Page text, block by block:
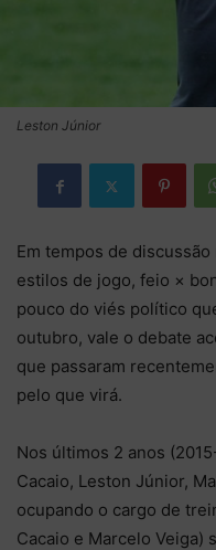
Leston Júnior
Em tempos de
estilos de jogo, feio ×
pouco do viés político
outubro, vale o debate
que passaram
pelo que virá.
Nos últimos 2 anos
Cacaio, Leston Júnior,
ocupando o cargo de
Cacaio e Marcelo Veiga)